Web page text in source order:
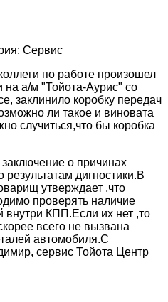
Сервис
по работе произошел
на а/м "Тойота-Аурис" со
заклинило коробку передач
ли такое и виновата
случиться,что бы коробка
о причинах
дигностики.В
утверждает ,что
проверять наличие
внутри КПП.Если их нет ,то
всего не вызвана
автомобиля.С
сервис Тойота Центр